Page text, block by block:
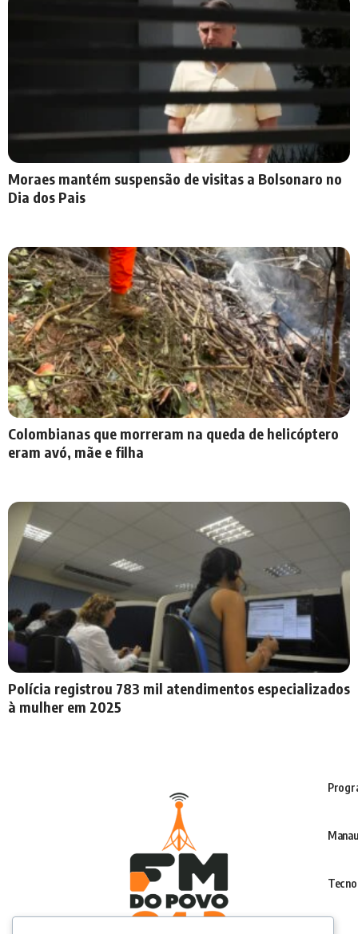
Moraes mantém suspensão de visitas a Bolsonaro no
Dia dos Pais
Colombianas que morreram na queda de helicóptero
eram avó, mãe e filha
Polícia registrou 783 mil atendimentos especializados
à mulher em 2025